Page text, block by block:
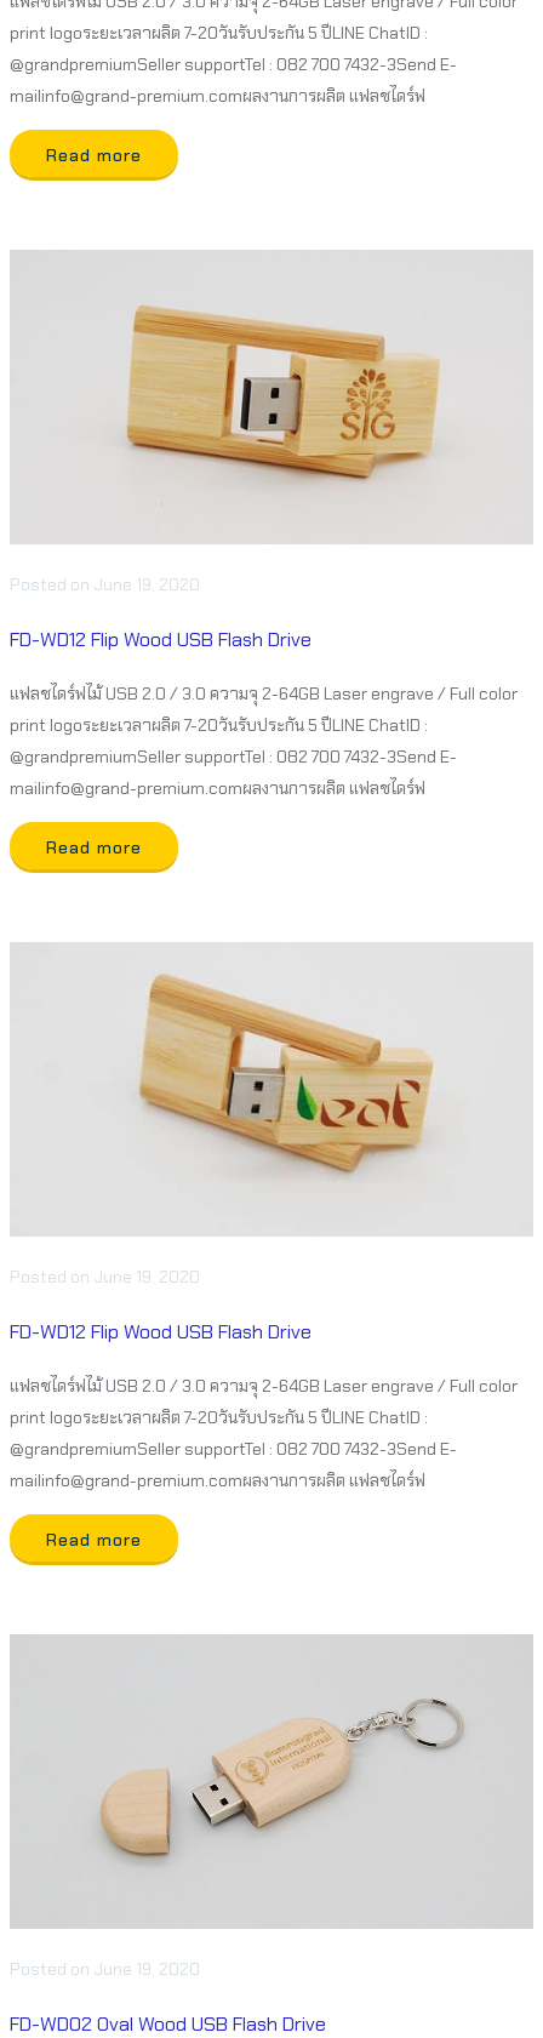
print logoระยะเวลาผลิต 7-20วันรับประกัน 5 ปีLINE ChatID :
@grandpremiumSeller supportTel : 082 700 7432-3Send E-
mailinfo@grand-premium.comผลงานการผลิต แฟลชไดร์ฟ
Read more
Posted on June 19, 2020
FD-WD12 Flip Wood USB Flash Drive
แฟลชไดร์ฟไม้ USB 2.0 / 3.0 ความจุ 2-64GB Laser engrave / Full color
print logoระยะเวลาผลิต 7-20วันรับประกัน 5 ปีLINE ChatID :
@grandpremiumSeller supportTel : 082 700 7432-3Send E-
mailinfo@grand-premium.comผลงานการผลิต แฟลชไดร์ฟ
Read more
Posted on June 19, 2020
FD-WD12 Flip Wood USB Flash Drive
แฟลชไดร์ฟไม้ USB 2.0 / 3.0 ความจุ 2-64GB Laser engrave / Full color
print logoระยะเวลาผลิต 7-20วันรับประกัน 5 ปีLINE ChatID :
@grandpremiumSeller supportTel : 082 700 7432-3Send E-
mailinfo@grand-premium.comผลงานการผลิต แฟลชไดร์ฟ
Read more
Posted on June 19, 2020
FD-WD02 Oval Wood USB Flash Drive